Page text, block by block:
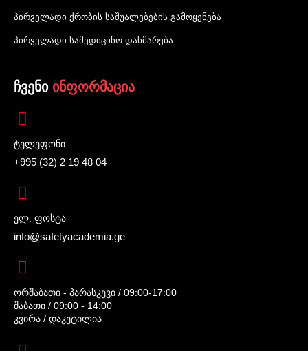
პირველადი ქრობის საშუალებების გამოყენება
პირველადი სამედიცინო დახმარება
ჩვენი ინფორმაცია
ტელეფონი
+995 (32) 2 19 48 04
ელ. ფოსტა
info@safetyacademia.ge
ორშაბათი - პარასკევი / 09:00-17:00
შაბათი / 09:00 - 14:00
კვირა / დაკეტილია